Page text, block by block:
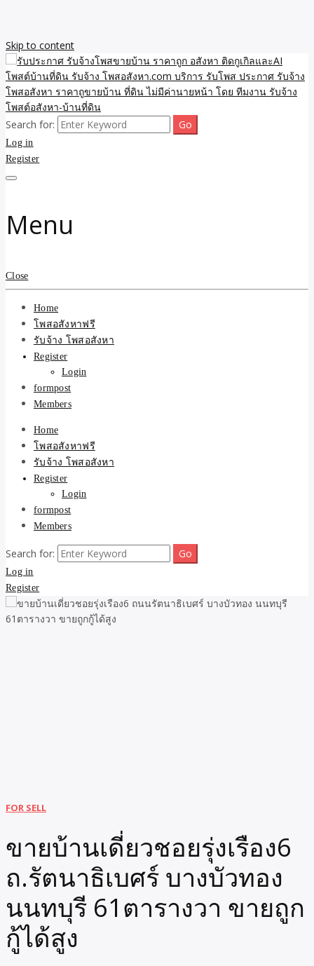
Skip to content
รับประกาศ รับจ้างโพสขาย
บ้าน ราคาถูก อสังหา ติดกู
รับจ้าง โพสอสังหา.com
บริการ รับโพส ประกาศ
รับจ้างโพสอสังหา ราคาถู
ขายบ้าน ที่ดิน ไม่มีค่านาย
หน้า โดย ทีมงาน รับจ้าง
โพสต์อสังหา-บ้านที่ดิน
รับจ้างโพสขายบ้าน ราคาถูก ประกาศ ขายอสังหา โฆษณา ไม่มีค่านาย
หน้า โพสอสังหา รับจ้างโพสขายบ้านบริการ รับจ้างโพสอสังหา ราคาถูก
ขายบ้าน ขายที่ดิน เว็บประกาศ โพส โฆษณา ลงประกาศฟรี
Search for:
Log in
Register
Menu
Close
Home
โพสอสังหาฟรี
รับจ้าง โพสอสังหา
Register
Login
formpost
Members
Home
โพสอสังหาฟรี
รับจ้าง โพสอสังหา
Register
Login
formpost
Members
Search for:
Log in
Register
FOR SELL
ขายบ้านเดี่ยวชอยรุ่งเรือง6
ถ.รัตนาธิเบศร์ บางบัวทอง
นนทบุรี 61ตารางวา ขายถูก
กู้ได้สูง